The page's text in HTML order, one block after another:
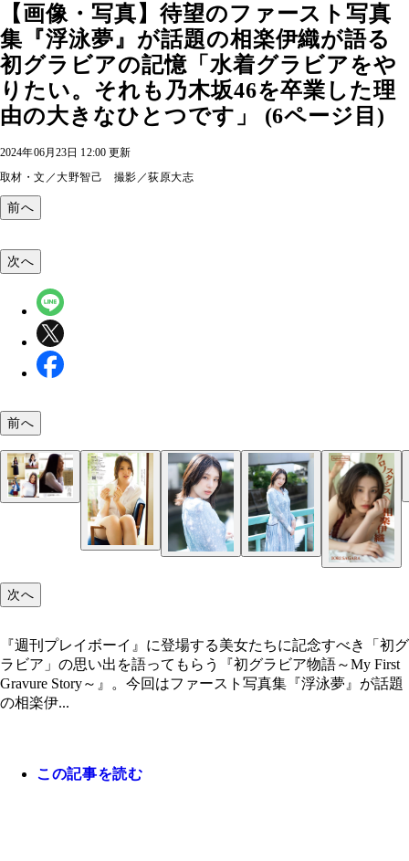
【画像・写真】待望のファースト写真
集『浮泳夢』が話題の相楽伊織が語る
初グラビアの記憶「水着グラビアをや
りたい。それも乃木坂46を卒業した理
由の大きなひとつです」 (6ページ目)
2024年06月23日 12:00 更新
取材・文／大野智己 撮影／荻原大志
前へ
相楽伊織
『AKB48×週刊プレイボーイ2014』（撮影／樂満
より
次へ
前へ
次へ
『週刊プレイボーイ』に登場する美女たちに記念すべき「初グ
ラビア」の思い出を語ってもらう『初グラビア物語～My First
Gravure Story～』。今回はファースト写真集『浮泳夢』が話題
の相楽伊...
この記事を読む